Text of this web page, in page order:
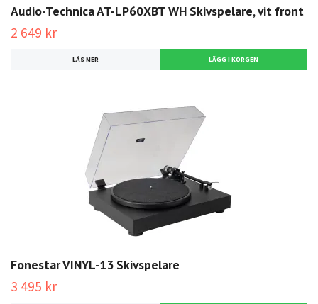
Audio-Technica AT-LP60XBT WH Skivspelare, vit front
2 649 kr
LÄS MER
Fonestar VINYL-13 Skivspelare
3 495 kr